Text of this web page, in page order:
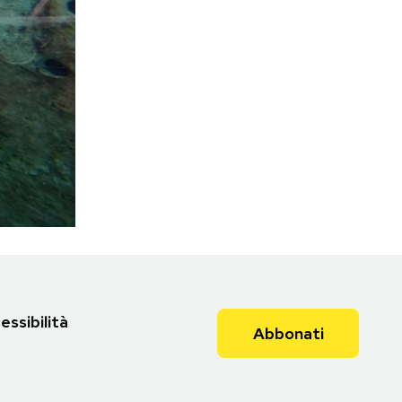
Abbonati